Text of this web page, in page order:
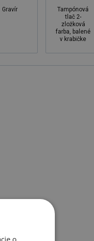
Gravír
Tampónová
tlač 2-
zložková
farba, balené
v krabičke
o